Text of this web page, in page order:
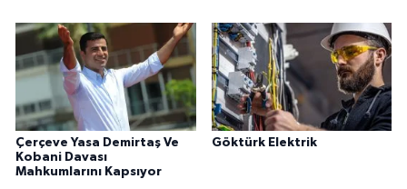
Çerçeve Yasa Demirtaş Ve
Kobani Davası
Mahkumlarını Kapsıyor
Göktürk Elektrik